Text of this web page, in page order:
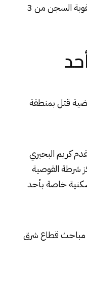
كان محكوما عليه بالسجن المؤبد أو المشدد أو كان متهما بجريمة عقوبتها الإعدام تكون العقوبة السجن من 3
قتل بمنطقة
كريم البحيري
شرطة القوصية
سكنية خاصة بأحد
مباحث قطاع شرق